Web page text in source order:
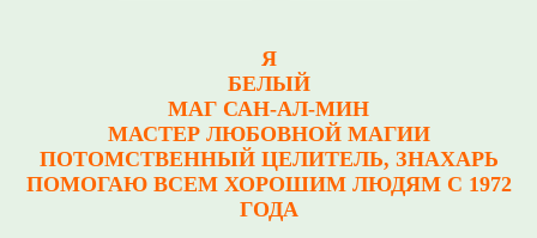
Я
БЕЛЫЙ
МАГ САН-АЛ-МИН
МАСТЕР ЛЮБОВНОЙ МАГИИ
ПОТОМСТВЕННЫЙ ЦЕЛИТЕЛЬ, ЗНАХАРЬ
ПОМОГАЮ ВСЕМ ХОРОШИМ ЛЮДЯМ С 1972
ГОДА